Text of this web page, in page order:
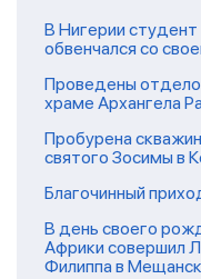
В Нигерии
обвенчался со
Проведены
храме Архангела
Пробурена
святого Зосимы в
Благочинный
В день своего
Африки совершил
Филиппа в